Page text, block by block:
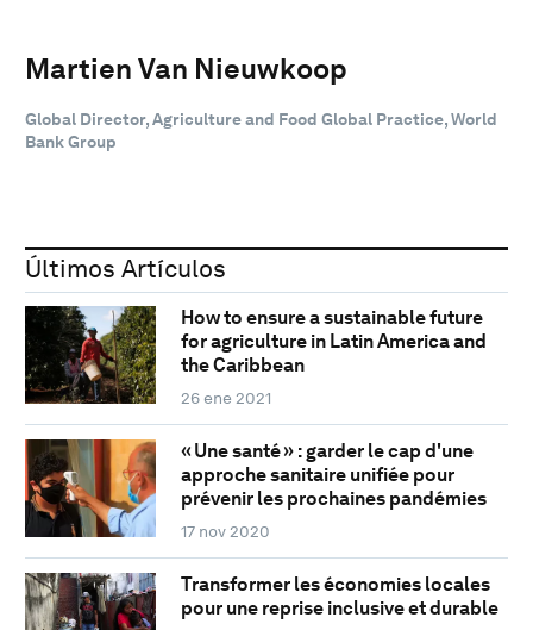
Martien Van Nieuwkoop
Global Director, Agriculture and Food Global Practice, World
Bank Group
Últimos Artículos
How to ensure a sustainable future
for agriculture in Latin America and
the Caribbean
26 ene 2021
« Une santé » : garder le cap d'une
approche sanitaire unifiée pour
prévenir les prochaines pandémies
17 nov 2020
Transformer les économies locales
pour une reprise inclusive et durable